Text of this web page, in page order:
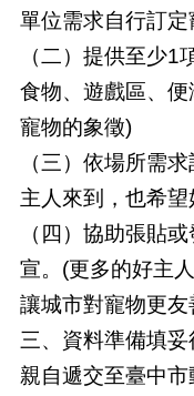
單位需求自行訂
（二）提供至少
食物、遊戲區、
寵物的象徵)
（三）依場所需
主人來到，也希
（四）協助張貼
宣。(更多的好主
讓城市對寵物更友
三、資料準備填
親自遞交至臺中